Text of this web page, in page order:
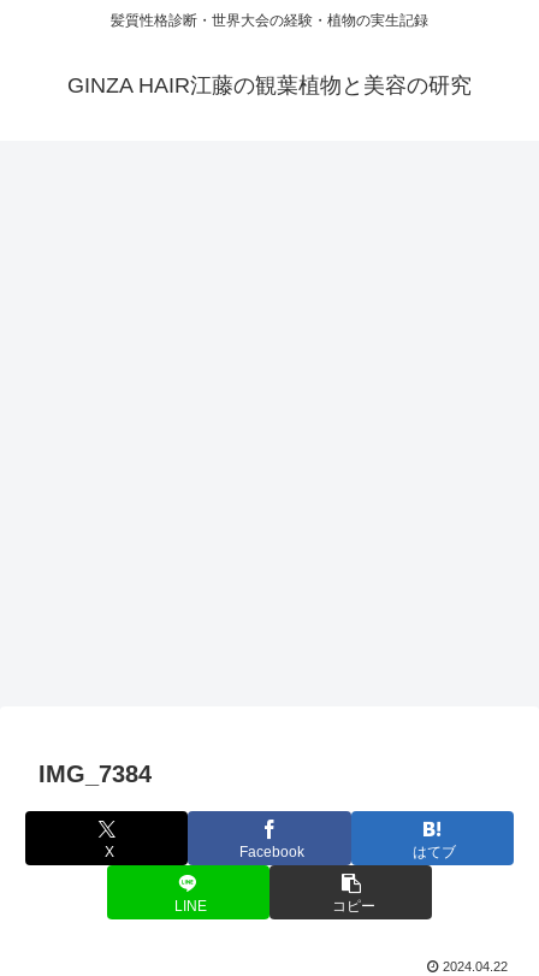
髪質性格診断・世界大会の経験・植物の実生記録
GINZA HAIR江藤の観葉植物と美容の研究
IMG_7384
X Facebook はてブ
LINE コピー
2024.04.22